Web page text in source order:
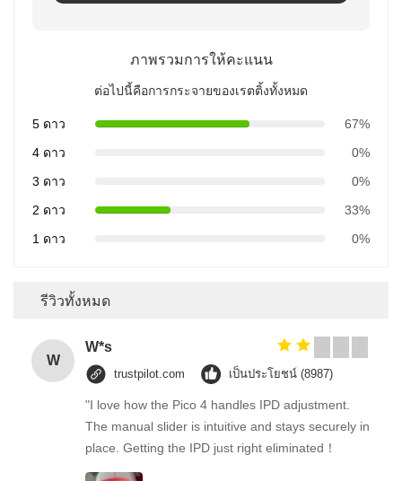
ภาพรวมการให้คะแนน
ต่อไปนี้คือการกระจายของเรตติ้งทั้งหมด
5 ดาว
67%
4 ดาว
0%
3 ดาว
0%
2 ดาว
33%
1 ดาว
0%
รีวิวทั้งหมด
W
W*s
trustpilot.com เป็นประโยชน์ (8987)
"I love how the Pico 4 handles IPD adjustment.
The manual slider is intuitive and stays securely in
place. Getting the IPD just right eliminated！